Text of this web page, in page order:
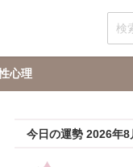
心理
今日の運勢 2026年8